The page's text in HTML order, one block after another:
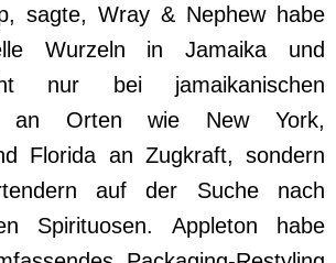
sagte, Wray & Nephew habe
Wurzeln in Jamaika und
nur bei jamaikanischen
an Orten wie New York,
Florida an Zugkraft, sondern
auf der Suche nach
Spirituosen. Appleton habe